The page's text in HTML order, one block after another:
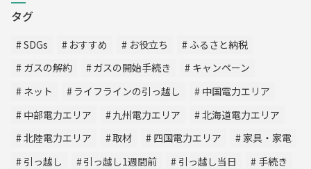
タグ
SDGs おすすめ お役立ち
ふるさと納税
ガスの解約
ガスの開始手続き
キャンペーン
ネット
ライフラインの引っ越し
中国電力エリア
中部電力エリア
九州電力エリア
北海道電力エリア
北陸電力エリア
取材 四国電力エリア
家具・家電
引っ越し
引っ越し1週間前 引っ越し当日
手続き